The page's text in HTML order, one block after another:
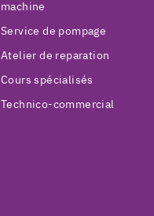
machine
Service de pompage
Atelier de reparation
Cours spécialisés
Technico-commercial